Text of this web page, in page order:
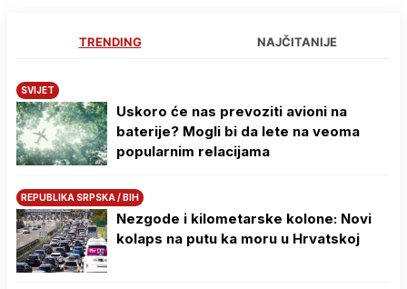
TRENDING NAJČITANIJE
SVIJET
Uskoro će nas prevoziti avioni na
baterije? Mogli bi da lete na veoma
popularnim relacijama
REPUBLIKA SRPSKA / BIH
Nezgode i kilometarske kolone: Novi
kolaps na putu ka moru u Hrvatskoj